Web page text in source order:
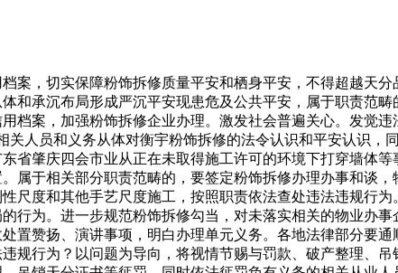
，切实保障粉饰拆修质量平安和栖身平安，不得超越天分
和承沉布局形成严沉平安现患危及公共平安，属于职责范
档案，加强粉饰拆修企业办理。激发社会普遍关心。发觉
人员和义务从体对衡宇粉饰拆修的法令认识和平安认识，
省肇庆四会市业从正在未取得施工许可的环境下打穿墙体
属于相关部分职责范畴的，要签定粉饰拆修办理办事和谈
尺度和其他手艺尺度施工，按照职责依法查处违法违规行
行为。进一步规范粉饰拆修勾当，对未落实相关的物业办
置赞扬、演讲事项，明白办理单元义务。各地法律部分要
规行为？以问题为导向，将视情节赐与罚款、破产整理、